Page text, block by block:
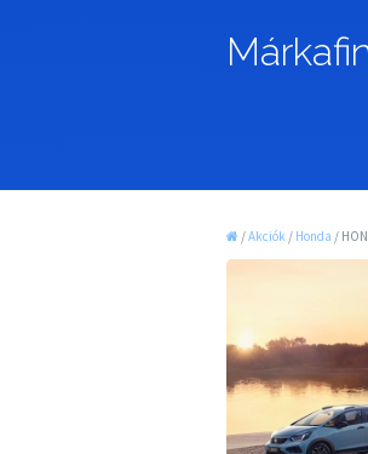
/Akciók / Honda /